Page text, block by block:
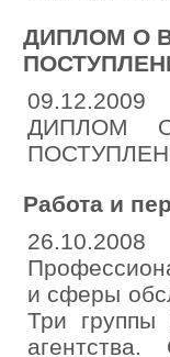
ДИПЛОМ О
09.12.2009
ДИПЛОМ
Работа и
26.10.2008
и сферы
Три группы